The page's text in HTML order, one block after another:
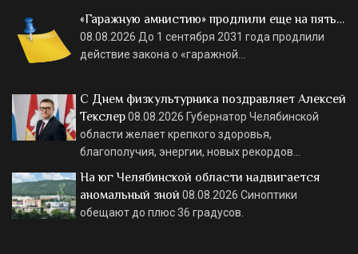
«Гаражную амнистию» продлили еще на пять…
08.08.2026 До 1 сентября 2031 года продлили
действие закона о «гаражной…
С Днем физкультурника поздравляет Алексей
Текслер08.08.2026 Губернатор Челябинской
области желает крепкого здоровья,
благополучия, энергии, новых рекордов…
На юг Челябинской области надвигается
аномальный зной 08.08.2026 Синоптики
обещают до плюс 36 градусов.